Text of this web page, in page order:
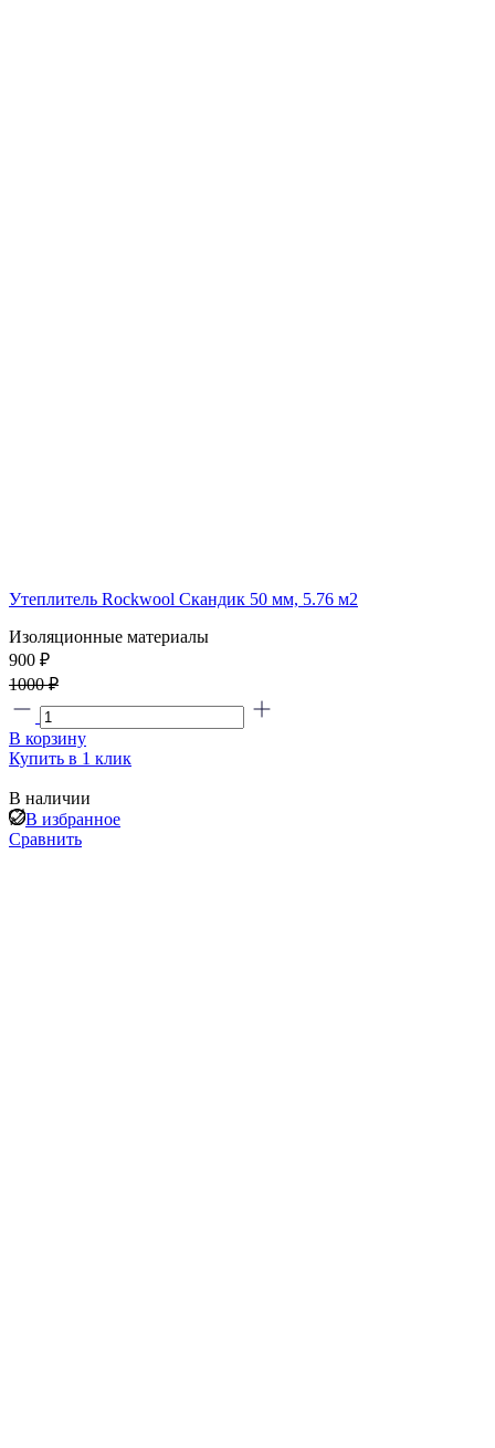
Утеплитель Rockwool Скандик 50 мм, 5.76 м2
Изоляционные материалы
900 ₽
1000 ₽
В корзину
Купить в 1 клик
В наличии
В избранное
Сравнить